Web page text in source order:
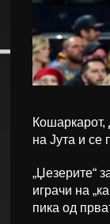
на Јута и се
„Џезерите“
играчи на
пика од